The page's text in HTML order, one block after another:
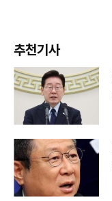
추천기사